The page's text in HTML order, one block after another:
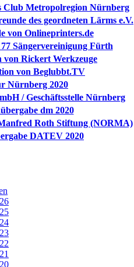
Club Metropolregion Nürnberg
des geordneten Lärms e.V.
von Onlineprinters.de
Sängervereinigung Fürth
von Rickert Werkzeuge
von Beglubbt.TV
Nürnberg 2020
/ Geschäftsstelle Nürnberg
dm 2020
Roth Stiftung (NORMA)
DATEV 2020